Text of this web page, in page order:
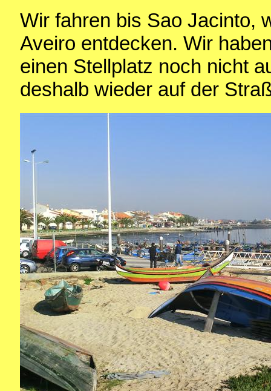
Wir fahren bis Sao Jacinto,
Aveiro entdecken. Wir
einen Stellplatz noch nicht
deshalb wieder auf der